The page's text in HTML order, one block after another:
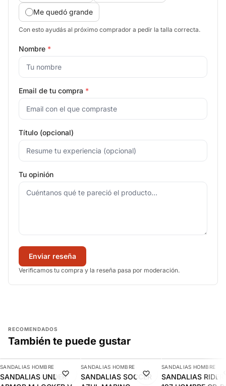
Me quedó grande
Con esto ayudás al próximo comprador a pedir la talla correcta.
Nombre *
Email de tu compra *
Título (opcional)
Tu opinión
Enviar reseña
Verificamos tu compra y la reseña pasa por moderación.
RECOMENDADOS
También te puede gustar
-12%
AGREGAR
SANDALIAS HOMBRE
SANDALIAS UNDER
-19%
AGREGAR
SANDALIAS HOMBRE
SANDALIAS SOCCER
-8%
SANDALIAS HOMBRE
SANDALIAS RIDER